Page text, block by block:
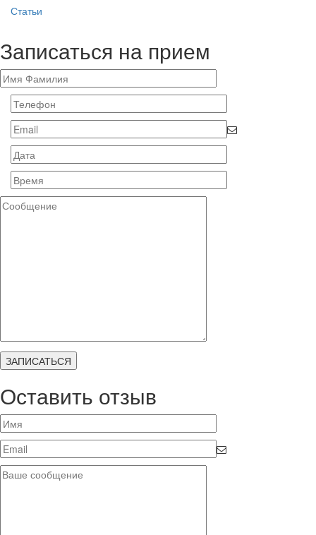
Статьи
Записаться на прием
Оставить отзыв